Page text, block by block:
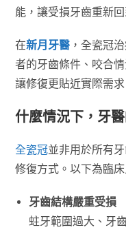
能，讓受損牙齒重新
在新月牙醫 ，全瓷冠
者的牙齒條件、咬合
讓修復更貼近實際需求
什麼情況下，牙
全瓷冠並非用於所有
修復方式。以下為臨
牙齒結構嚴重受損
蛀牙範圍過大、牙